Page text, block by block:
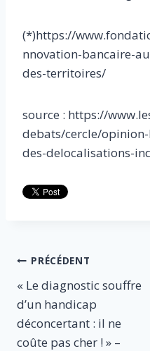
(*)https://
nnovation-bancaire-
des-territoires/
source : https://
debats/cercle/
des-delocalisations-
Navigation
de
l’article
PRÉCÉDENT
« Le diagnostic souffre
d’un handicap
déconcertant : il ne
coûte pas cher ! » –